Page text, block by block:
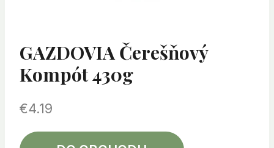
GAZDOVIA Čerešňový
Kompót 430g
€4.19